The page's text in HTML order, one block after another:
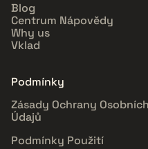
Blog
Centrum Nápovědy
Why us
Vklad
Podmínky
Zásady Ochrany Osobních
Údajů
Podmínky Použití